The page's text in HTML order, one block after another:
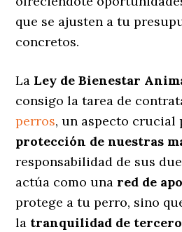
que se ajusten a tu
concretos.
La Ley de Bienestar
consigo la tarea de
perros, un aspecto crucial
protección de nuestras
responsabilidad de sus
actúa como una red de
protege a tu perro, sino
la tranquilidad de